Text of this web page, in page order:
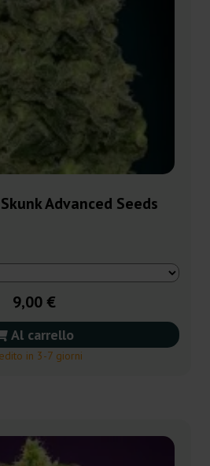
Advanced Seeds
9,00 €
Al carrello
in 3-7 giorni